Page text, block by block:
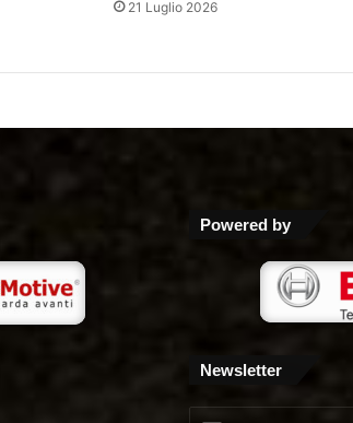
21 Luglio 2026
Powered by
Newsletter